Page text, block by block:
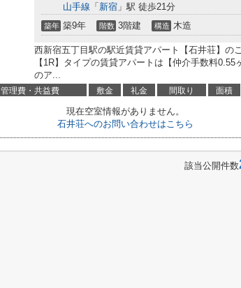
山手線 「 新宿 」駅 徒歩21分
築年 築9年 階数 3階建 構造 木造
西新宿五丁目駅の駅近賃貸アパート【石井荘】の
【1R】タイプの賃貸アパートは【仲介手数料
のア...
管理費・共益費 敷金 礼金 間取り 面積
現在空室情報がありません。
石井荘へのお問い合わせはこちら
該当公開件数